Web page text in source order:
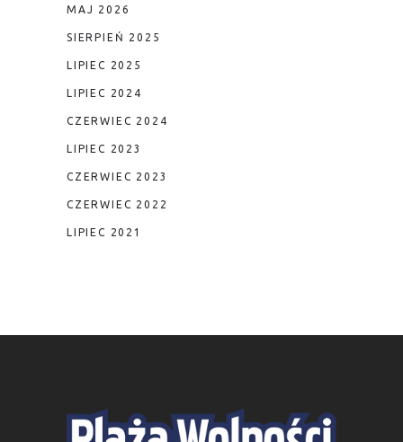
MAJ 2026
SIERPIEŃ 2025
LIPIEC 2025
LIPIEC 2024
CZERWIEC 2024
LIPIEC 2023
CZERWIEC 2023
CZERWIEC 2022
LIPIEC 2021